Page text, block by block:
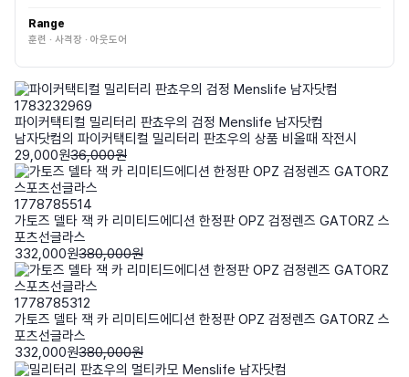
Range
훈련 · 사격장 · 아웃도어
1783232969
파이커택티컬 밀리터리 판쵸우의 검정 Menslife 남자닷컴
남자닷컴의 파이커택티컬 밀리터리 판초우의 상품 비올때 작전시
29,000원36,000원
1778785514
가토즈 델타 잭 카 리미티드에디션 한정판 OPZ 검정렌즈 GATORZ 스
포츠선글라스
332,000원380,000원
1778785312
가토즈 델타 잭 카 리미티드에디션 한정판 OPZ 검정렌즈 GATORZ 스
포츠선글라스
332,000원380,000원